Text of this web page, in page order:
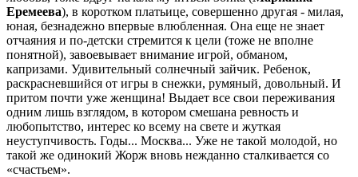
Еремеева), в коротком платьице, совершенно другая - милая,
юная, безнадежно впервые влюбленная. Она еще не знает
отчаяния и по-детски стремится к цели (тоже не вполне
понятной), завоевывает внимание игрой, обманом,
капризами. Удивительный солнечный зайчик. Ребенок,
раскрасневшийся от игры в снежки, румяный, довольный. И
притом почти уже женщина! Выдает все свои переживания
одним лишь взглядом, в котором смешана ревность и
любопытство, интерес ко всему на свете и жуткая
неуступчивость. Годы... Москва... Уже не такой молодой, но
такой же одинокий Жорж вновь нежданно сталкивается со
«счастьем».